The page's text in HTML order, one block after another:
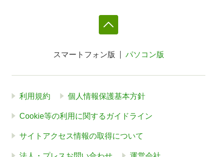
スマートフォン版 パソコン版
利用規約 個人情報保護基本方針
Cookie等の利用に関するガイドライン
サイトアクセス情報の取得について